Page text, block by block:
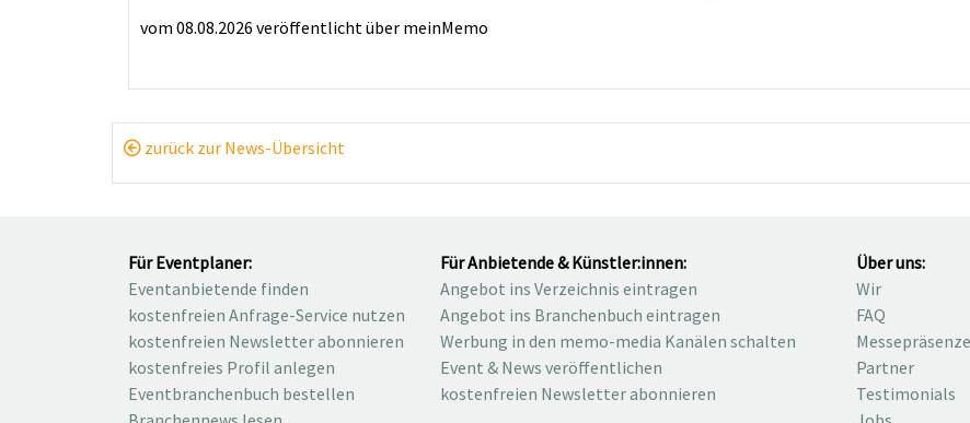
vom 08.08.2026 veröffentlicht über meinMemo
zurück zur News-Übersicht
Für Eventplaner:
Eventanbietende finden
kostenfreien Anfrage-Service nutzen
kostenfreien Newsletter abonnieren
kostenfreies Profil anlegen
Eventbranchenbuch bestellen
Für Anbietende & Künstler:innen:
Angebot ins Verzeichnis eintragen
Angebot ins Branchenbuch eintragen
Werbung in den memo-media Kanälen schalten
Event & News veröffentlichen
kostenfreien Newsletter abonnieren
Über uns:
Wir
FAQ
Partner
Testimonials